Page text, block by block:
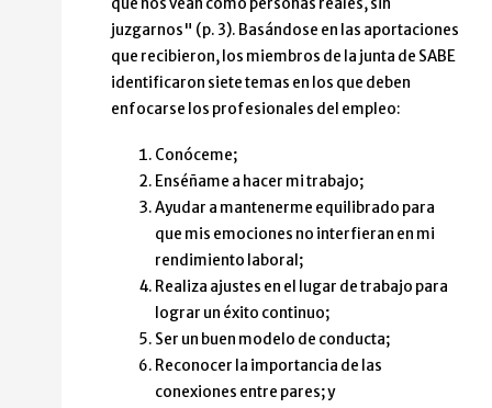
que nos vean como personas reales, sin
juzgarnos" (p. 3). Basándose en las aportaciones
que recibieron, los miembros de la junta de SABE
identificaron siete temas en los que deben
enfocarse los profesionales del empleo:
Conóceme;
Enséñame a hacer mi trabajo;
Ayudar a mantenerme equilibrado para
que mis emociones no interfieran en mi
rendimiento laboral;
Realiza ajustes en el lugar de trabajo para
lograr un éxito continuo;
Ser un buen modelo de conducta;
Reconocer la importancia de las
conexiones entre pares; y